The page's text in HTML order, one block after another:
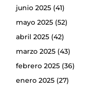
junio 2025(41)
mayo 2025(52)
abril 2025(42)
marzo 2025(43)
febrero 2025(36)
enero 2025(27)